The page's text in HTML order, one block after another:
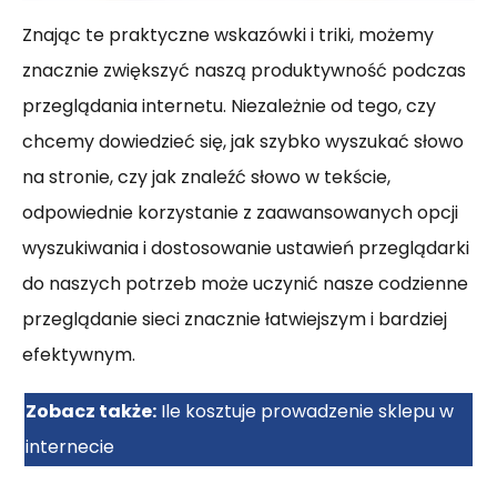
Znając te praktyczne wskazówki i triki, możemy
znacznie zwiększyć naszą produktywność podczas
przeglądania internetu. Niezależnie od tego, czy
chcemy dowiedzieć się, jak szybko wyszukać słowo
na stronie, czy jak znaleźć słowo w tekście,
odpowiednie korzystanie z zaawansowanych opcji
wyszukiwania i dostosowanie ustawień przeglądarki
do naszych potrzeb może uczynić nasze codzienne
przeglądanie sieci znacznie łatwiejszym i bardziej
efektywnym.
Zobacz także: Ile kosztuje prowadzenie sklepu w
internecie